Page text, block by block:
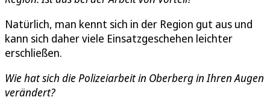
Natürlich, man kennt sich in der Region gut aus und
kann sich daher viele Einsatzgeschehen leichter
erschließen.
Wie hat sich die Polizeiarbeit in Oberberg in Ihren Augen
verändert?